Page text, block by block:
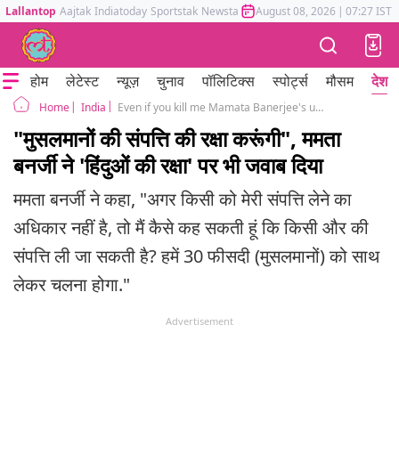
Lallantop Aajtak Indiatoday Sportstak Newstak Mumbai Tak Astrotak
August 08, 2026 | 07:27 IST
होम लेटेस्ट न्यूज़ चुनाव पॉलिटिक्स स्पोर्ट्स मौसम देश
Home India Even if you kill me Mamata Banerjee's unity pitch amid violence over Waqf law
"मुसलमानों की संपत्ति की रक्षा करूंगी", ममता
बनर्जी ने 'हिंदुओं की रक्षा' पर भी जवाब दिया
ममता बनर्जी ने कहा, "अगर किसी को मेरी संपत्ति लेने का
अधिकार नहीं है, तो मैं कैसे कह सकती हूं कि किसी और की
संपत्ति ली जा सकती है? हमें 30 फीसदी (मुसलमानों) को साथ
लेकर चलना होगा."
Advertisement